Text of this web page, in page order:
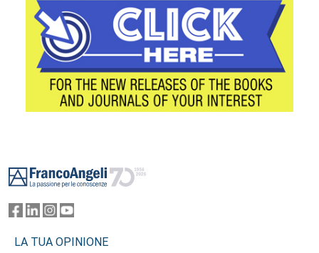
LA TUA OPINIONE